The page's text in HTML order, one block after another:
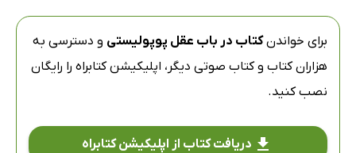
برای خواندنکتاب در باب عقل پوپولیستی و دسترسی به
هزاران کتاب و کتاب صوتی دیگر، اپلیکیشن کتابراه را رایگان
نصب کنید.
دریافت کتاب از اپلیکیشن کتابراه